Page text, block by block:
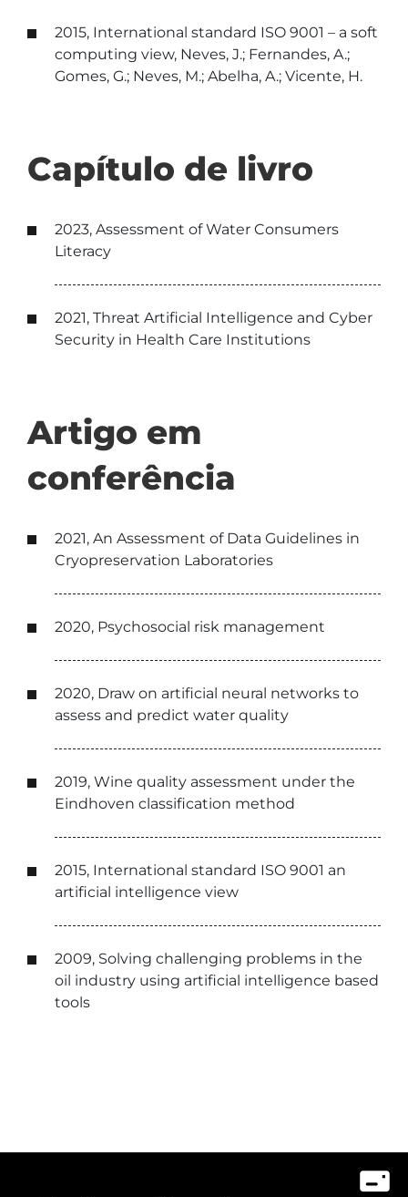
2015, International standard ISO 9001 – a soft
computing view, Neves, J.; Fernandes, A.;
Gomes, G.; Neves, M.; Abelha, A.; Vicente, H.
Capítulo de livro
2023, Assessment of Water Consumers
Literacy
2021, Threat Artificial Intelligence and Cyber
Security in Health Care Institutions
Artigo em
conferência
2021, An Assessment of Data Guidelines in
Cryopreservation Laboratories
2020, Psychosocial risk management
2020, Draw on artificial neural networks to
assess and predict water quality
2019, Wine quality assessment under the
Eindhoven classification method
2015, International standard ISO 9001 an
artificial intelligence view
2009, Solving challenging problems in the
oil industry using artificial intelligence based
tools